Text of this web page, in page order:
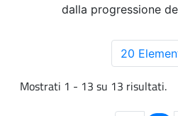
dalla progressione
20
Mostrati 1 - 13 su 13 risultati.